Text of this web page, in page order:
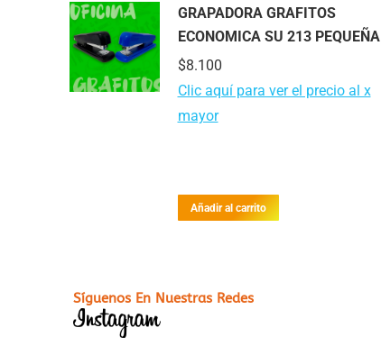
GRAPADORA GRAFITOS
ECONOMICA SU 213 PEQUEÑA
$8.100
Clic aquí para ver el precio al x
mayor
Añadir al carrito
Síguenos En Nuestras Redes